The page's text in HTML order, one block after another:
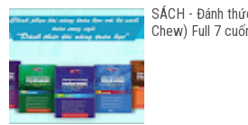
SÁCH - Đánh
Chew) Full 7